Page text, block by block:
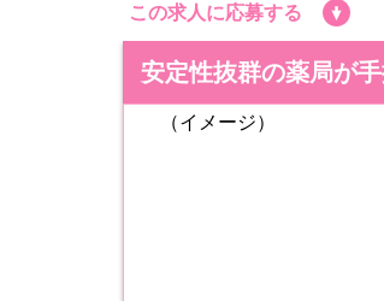
この求人に応募する
安定性抜群の薬局が
（イメージ）